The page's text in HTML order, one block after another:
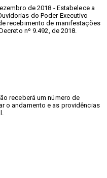
de 2018 - Estabelece a
do Poder Executivo
recebimento de manifestações
nº 9.492, de 2018.
receberá um número de
o andamento e as providências